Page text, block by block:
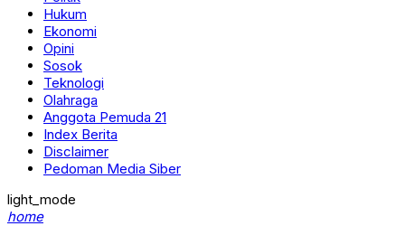
Hukum
Ekonomi
Opini
Sosok
Teknologi
Olahraga
Anggota Pemuda 21
Index Berita
Disclaimer
Pedoman Media Siber
light_mode
home